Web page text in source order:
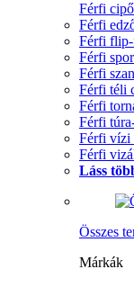
Férfi
Férfi
Férfi flip-
Férfi
Férfi
Férfi téli
Férfi
Férfi
Férfi vízi
Férfi
Láss
Összes
Márkák